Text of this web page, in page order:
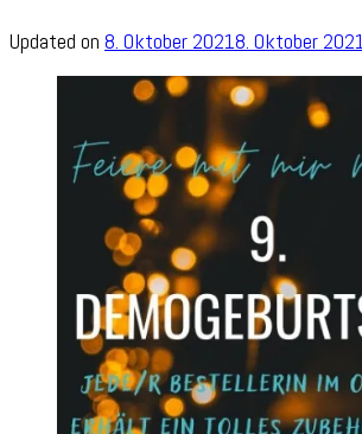
Updated on 8. Oktober 20218. Oktober 2021